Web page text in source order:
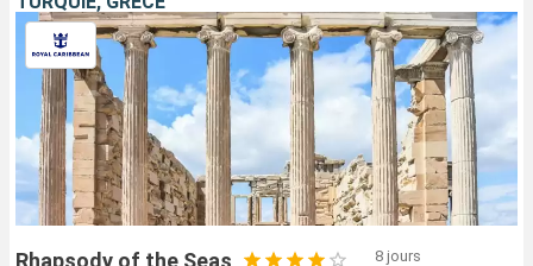
Rhapsody of the Seas
8 jours